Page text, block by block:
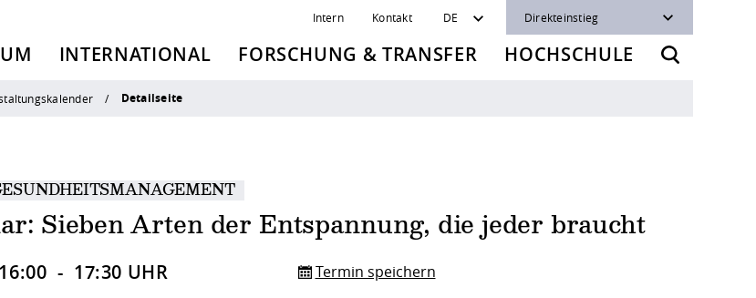
Intern Kontakt DE Direkteinstieg
INTERNATIONAL FORSCHUNG & TRANSFER HOCHSCHULE
Detailseite
Sieben Arten der Entspannung, die jeder braucht
- 17:30 UHR Termin speichern